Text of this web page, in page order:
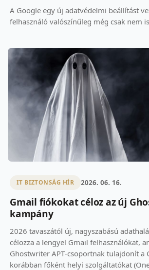
A Google egy új adatvédelmi beállítást
felhasználó valószínűleg még csak nem
IT BIZTONSÁG HÍR 2026. 06. 16.
Gmail fiókokat céloz az új
kampány
2026 tavaszától új, nagyszabású
célozza a lengyel Gmail felhasználókat,
Ghostwriter APT‑csoportnak tulajdonít a
korábban főként helyi szolgáltatókat